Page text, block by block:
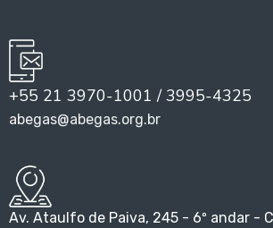
+55 21 3970-1001 / 3995-4325
abegas@abegas.org.br
Av. Ataulfo de Paiva, 245 - 6º andar -